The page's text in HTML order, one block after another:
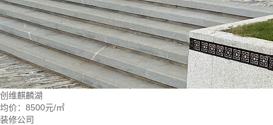
创维麒麟湖
均价： 8500元/㎡
装修公司